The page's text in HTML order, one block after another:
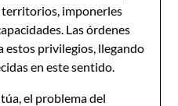
territorios, imponerles
Las órdenes
estos privilegios, llegando
en este sentido.
el problema del